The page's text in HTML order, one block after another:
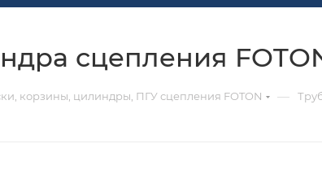
сцепления
корзины, цилиндры, ПГУ сцепления FOTON —